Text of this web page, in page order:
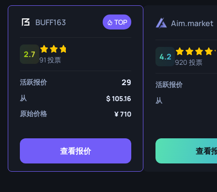
BUFF163 TOP
2.7
91 投票
活跃报价 29
从
105.16
原始价格
710
查看报价
Aim.market
4.2
920 投票
活跃报价
从
查看